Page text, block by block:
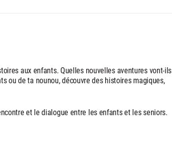
aux enfants. Quelles nouvelles aventures vont-ils
ou de ta nounou, découvre des histoires magiques,
et le dialogue entre les enfants et les seniors.